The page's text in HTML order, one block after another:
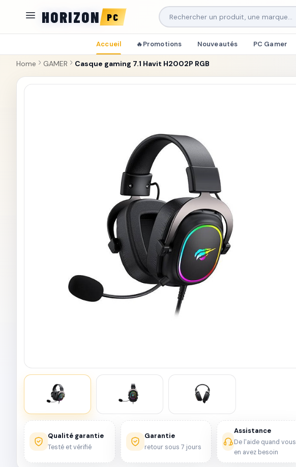
HORIZON PC
Accueil 🔥Promotions Nouveautés PC Gamer
Home GAMER Casque gaming 7.1 Havit H2002P RGB
Qualité garantie
Testé et vérifié
Garantie
retour sous 7 jours
Assistance
De l'aide quand vous
en avez besoin